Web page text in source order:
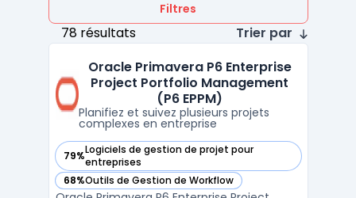
Filtres
78 résultats
Trier par
Oracle Primavera P6 Enterprise
Project Portfolio Management
(P6 EPPM)
Planifiez et suivez plusieurs projets
complexes en entreprise
79%Logiciels de gestion de projet pour
entreprises
— voir Oracle Primavera P6 Enterprise Project Portfolio
68%Outils de Gestion de Workflow
— voir Oracle Primavera P6 Enterprise Project Portfolio